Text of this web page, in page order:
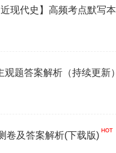
现代史】高频考点默写本
题答案解析（持续更新）
卷及答案解析(下载版)